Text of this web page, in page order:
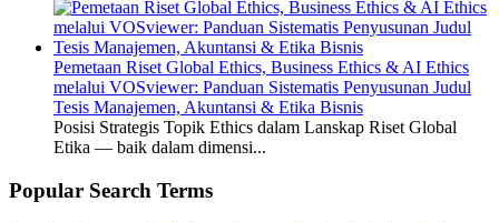
Pemetaan Riset Global Ethics, Business Ethics & AI Ethics
melalui VOSviewer: Panduan Sistematis Penyusunan Judul
Tesis Manajemen, Akuntansi & Etika Bisnis
Posisi Strategis Topik Ethics dalam Lanskap Riset Global
Etika — baik dalam dimensi...
Popular Search Terms